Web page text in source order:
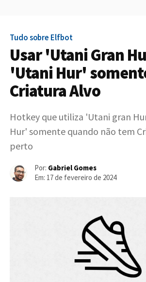
Tudo sobre Elfbot
Usar 'Utani Gran
'Utani Hur'
Criatura Alvo
Hotkey que utiliza 'Utani gran
Hur' somente quando não tem
perto
Por: Gabriel Gomes
Em: 17 de fevereiro de 2024